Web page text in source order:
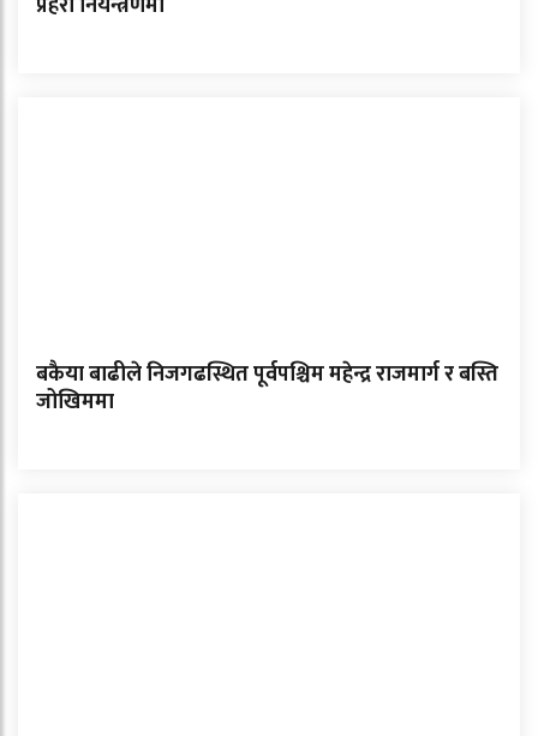
बकैया बाढीले निजगढस्थित पूर्वपश्चिम महेन्द्र राजमार्ग र बस्ति
जोखिममा